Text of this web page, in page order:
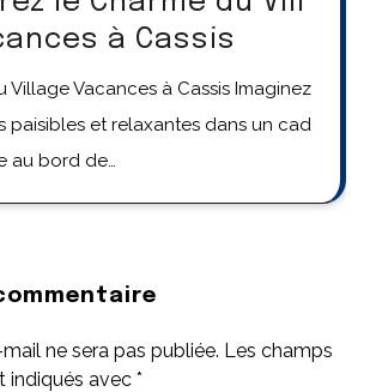
à Cassis
Village Vacances à Cassis Imaginez
paisibles et relaxantes dans un cad
au bord de…
ne sera pas publiée. Les champs
indiqués avec *